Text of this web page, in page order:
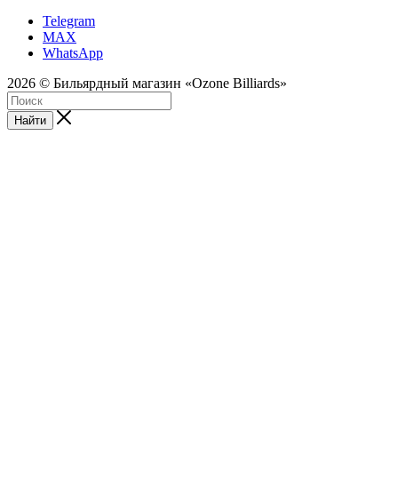
Telegram
MAX
WhatsApp
2026 © Бильярдный магазин «Ozone Billiards»
Найти